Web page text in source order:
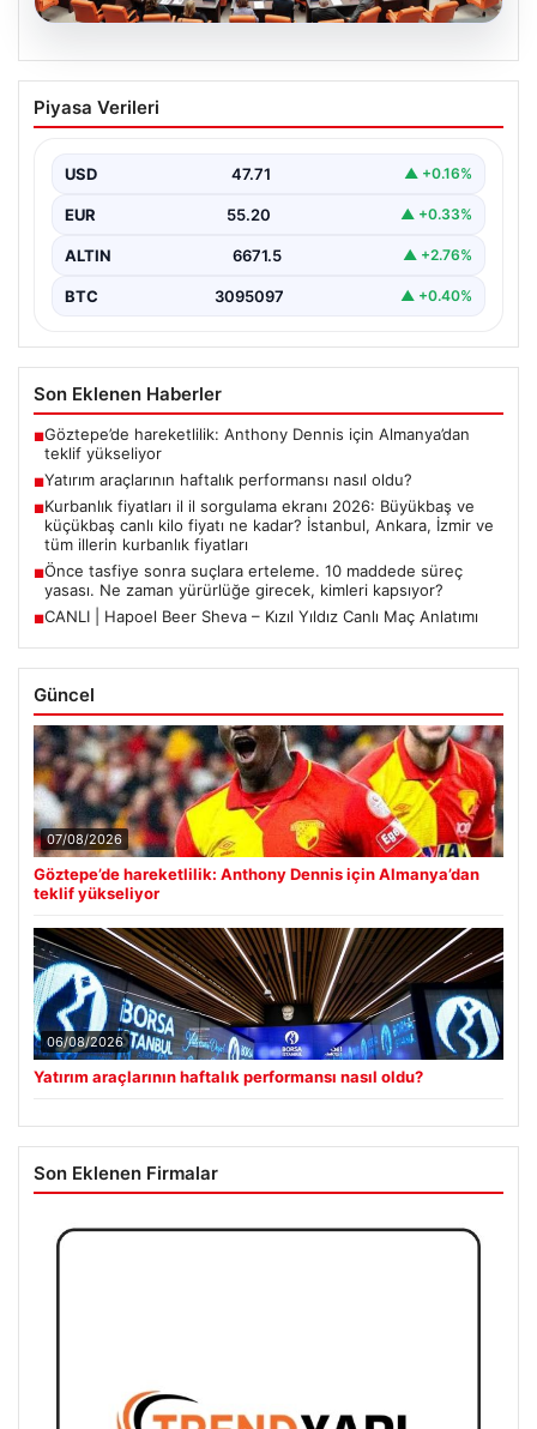
Önce tasfiye sonra suçlara erteleme. 10
maddede süreç yasası. Ne zaman
Piyasa Verileri
USD 47.71 ▲ +0.16%
EUR 55.20 ▲ +0.33%
ALTIN 6671.5 ▲ +2.76%
BTC 3095097 ▲ +0.40%
Son Eklenen Haberler
■Göztepe’de hareketlilik: Anthony Dennis için Almanya’dan
teklif yükseliyor
■Yatırım araçlarının haftalık performansı nasıl oldu?
■Kurbanlık fiyatları il il sorgulama ekranı 2026: Büyükbaş ve
küçükbaş canlı kilo fiyatı ne kadar? İstanbul, Ankara, İzmir ve
tüm illerin kurbanlık fiyatları
■Önce tasfiye sonra suçlara erteleme. 10 maddede süreç
yasası. Ne zaman yürürlüğe girecek, kimleri kapsıyor?
■CANLI | Hapoel Beer Sheva – Kızıl Yıldız Canlı Maç Anlatımı
Güncel
07/08/2026
Göztepe’de hareketlilik: Anthony Dennis için Almanya’dan
teklif yükseliyor
06/08/2026
Yatırım araçlarının haftalık performansı nasıl oldu?
Son Eklenen Firmalar